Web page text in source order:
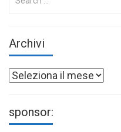
Archivi
Archivi
sponsor: